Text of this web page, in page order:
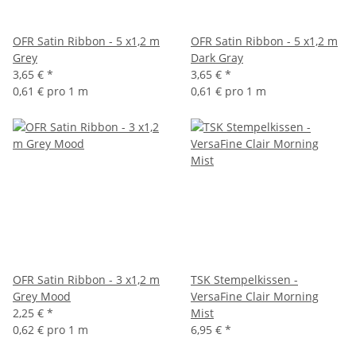
OFR Satin Ribbon - 5 x1,2 m
Grey
3,65 € *
0,61 € pro 1 m
OFR Satin Ribbon - 5 x1,2 m
Dark Gray
3,65 € *
0,61 € pro 1 m
OFR Satin Ribbon - 3 x1,2 m
Grey Mood
2,25 € *
0,62 € pro 1 m
TSK Stempelkissen -
VersaFine Clair Morning
Mist
6,95 € *